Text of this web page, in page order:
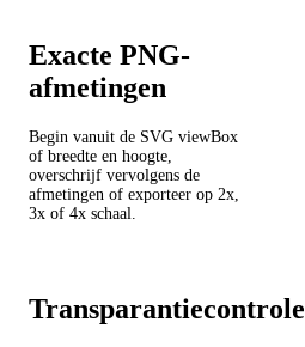
Exacte PNG-
afmetingen
Begin vanuit de SVG viewBox
of breedte en hoogte,
overschrijf vervolgens de
afmetingen of exporteer op 2x,
3x of 4x schaal.
Transparantiecontrole